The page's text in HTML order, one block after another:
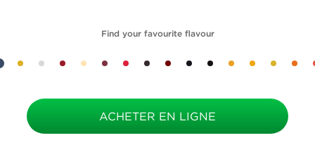
Find your favourite flavour
ACHETER EN LIGNE